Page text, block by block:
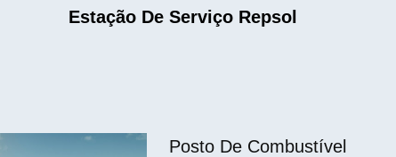
Estação De Serviço Repsol
Posto De Combustível